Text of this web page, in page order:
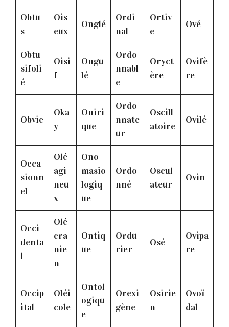
Obtu
s
Ois
eux
Onglé
Ordi
nal
Ortiv
e
Ové
Obtu
sifoli
é
Oisi
f
Ongu
lé
Ordo
nnabl
e
Oryct
ère
Ovifè
re
Obvie
Oka
y
Oniri
que
Ordo
nnate
ur
Oscill
atoire
Ovilé
Occa
sionn
el
Olé
agi
neu
x
Ono
masio
logiq
ue
Ordo
nné
Oscul
ateur
Ovin
Occi
denta
l
Olé
cra
nie
n
Ontiq
ue
Ordu
rier
Osé
Ovipa
re
Occip
ital
Oléi
cole
Ontol
ogiqu
e
Orexi
gène
Osirie
n
Ovoï
dal